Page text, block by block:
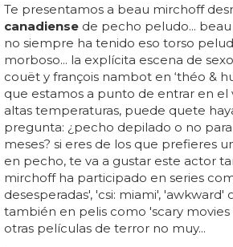
Te presentamos a beau mirchoff
canadiense de pecho peludo...
no siempre ha tenido eso torso
morboso... la explícita escena de
couët y françois nambot en ‘théo &
que estamos a punto de entrar en el
altas temperaturas, puede quete
pregunta: ¿pecho depilado o no
meses? si eres de los que prefieres
en pecho, te va a gustar este actor
mirchoff ha participado en series
desesperadas', 'csi: miami', 'awkward'
también en pelis como 'scary movies
otras películas de terror no muy...